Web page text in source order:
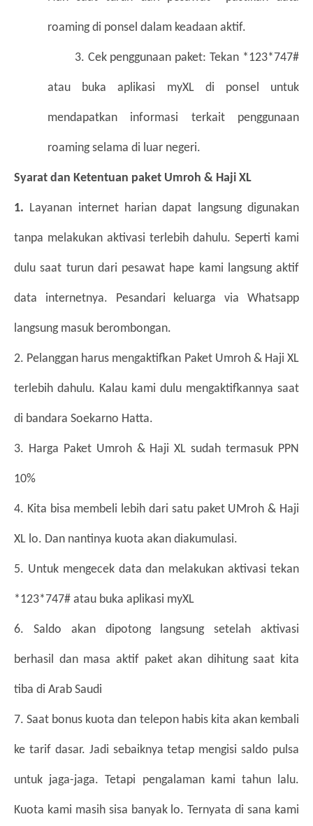
roaming di ponsel dalam keadaan aktif.
atau buka aplikasi myXL di ponsel untuk
mendapatkan informasi terkait penggunaan
roaming selama di luar negeri.
Syarat dan Ketentuan paket Umroh & Haji XL
1. Layanan internet harian dapat langsung digunakan
tanpa melakukan aktivasi terlebih dahulu. Seperti kami
dulu saat turun dari pesawat hape kami langsung aktif
data internetnya. Pesandari keluarga via Whatsapp
langsung masuk berombongan.
2. Pelanggan harus mengaktifkan Paket Umroh & Haji XL
terlebih dahulu. Kalau kami dulu mengaktifkannya saat
di bandara Soekarno Hatta.
3. Harga Paket Umroh & Haji XL sudah termasuk PPN
10%
4. Kita bisa membeli lebih dari satu paket UMroh & Haji
XL lo. Dan nantinya kuota akan diakumulasi.
5. Untuk mengecek data dan melakukan aktivasi tekan
*123*747# atau buka aplikasi myXL
6. Saldo akan dipotong langsung setelah aktivasi
berhasil dan masa aktif paket akan dihitung saat kita
tiba di Arab Saudi
7. Saat bonus kuota dan telepon habis kita akan kembali
ke tarif dasar. Jadi sebaiknya tetap mengisi saldo pulsa
untuk jaga-jaga. Tetapi pengalaman kami tahun lalu.
Kuota kami masih sisa banyak lo. Ternyata di sana kami